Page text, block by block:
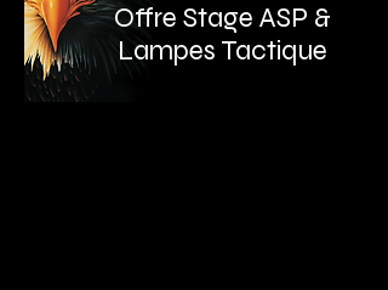
Offre Stage ASP &
Lampes Tactique